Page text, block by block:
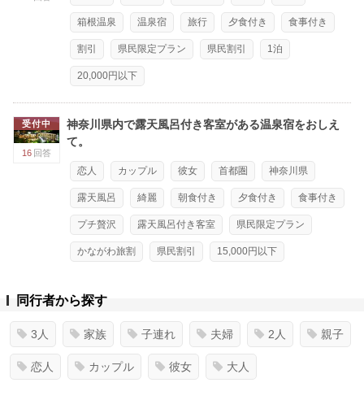
箱根温泉 温泉宿 旅行 夕食付き 食事付き
割引 県民限定プラン 県民割引 1泊
20,000円以下
受付中
16 回答
神奈川県内で露天風呂付き客室がある温泉宿をおしえ
て。
恋人 カップル 彼女 首都圏 神奈川県
露天風呂 綺麗 朝食付き 夕食付き 食事付き
プチ贅沢 露天風呂付き客室 県民限定プラン
かながわ旅割 県民割引 15,000円以下
同行者から探す
3人 家族 子連れ 夫婦 2人 親子
恋人 カップル 彼女 大人